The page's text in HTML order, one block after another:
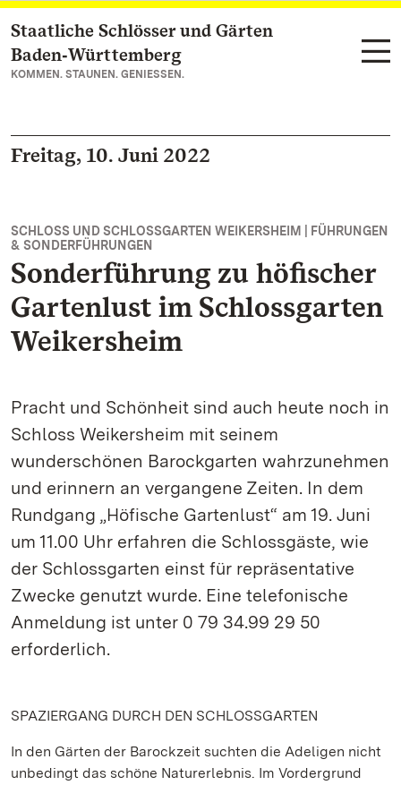
Zum Hauptinhalt springen
Staatliche Schlösser und Gärten
Baden‑Württemberg
KOMMEN. STAUNEN. GENIESSEN.
Freitag, 10. Juni 2022
SCHLOSS UND SCHLOSSGARTEN WEIKERSHEIM | FÜHRUNGEN
& SONDERFÜHRUNGEN
Sonderführung zu höfischer
Gartenlust im Schlossgarten
Weikersheim
Pracht und Schönheit sind auch heute noch in
Schloss Weikersheim mit seinem
wunderschönen Barockgarten wahrzunehmen
und erinnern an vergangene Zeiten. In dem
Rundgang „Höfische Gartenlust“ am 19. Juni
um 11.00 Uhr erfahren die Schlossgäste, wie
der Schlossgarten einst für repräsentative
Zwecke genutzt wurde. Eine telefonische
Anmeldung ist unter 0 79 34.99 29 50
erforderlich.
SPAZIERGANG DURCH DEN SCHLOSSGARTEN
In den Gärten der Barockzeit suchten die Adeligen nicht
unbedingt das schöne Naturerlebnis. Im Vordergrund